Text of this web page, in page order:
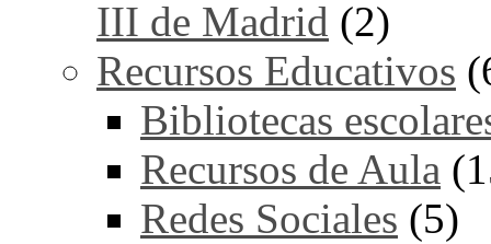
III de Madrid (2)
Recursos Educativos
Bibliotecas
Recursos de Aula
Redes Sociales (5)